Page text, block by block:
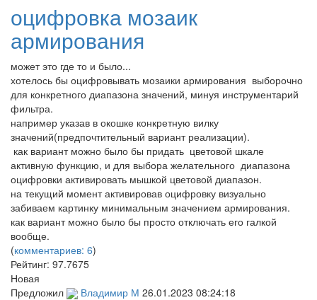
оцифровка мозаик
армирования
может это где то и было...
хотелось бы оцифровывать мозаики армирования выборочно
для конкретного диапазона значений, минуя инструментарий
фильтра.
например указав в окошке конкретную вилку
значений(предпочтительный вариант реализации).
как вариант можно было бы придать цветовой шкале
активную функцию, и для выбора желательного диапазона
оцифровки активировать мышкой цветовой диапазон.
на текущий момент активировав оцифровку визуально
забиваем картинку минимальным значением армирования.
как вариант можно было бы просто отключать его галкой
вообще.
(комментариев: 6)
Рейтинг: 97.7675
Новая
Предложил
Владимир М 26.01.2023 08:24:18